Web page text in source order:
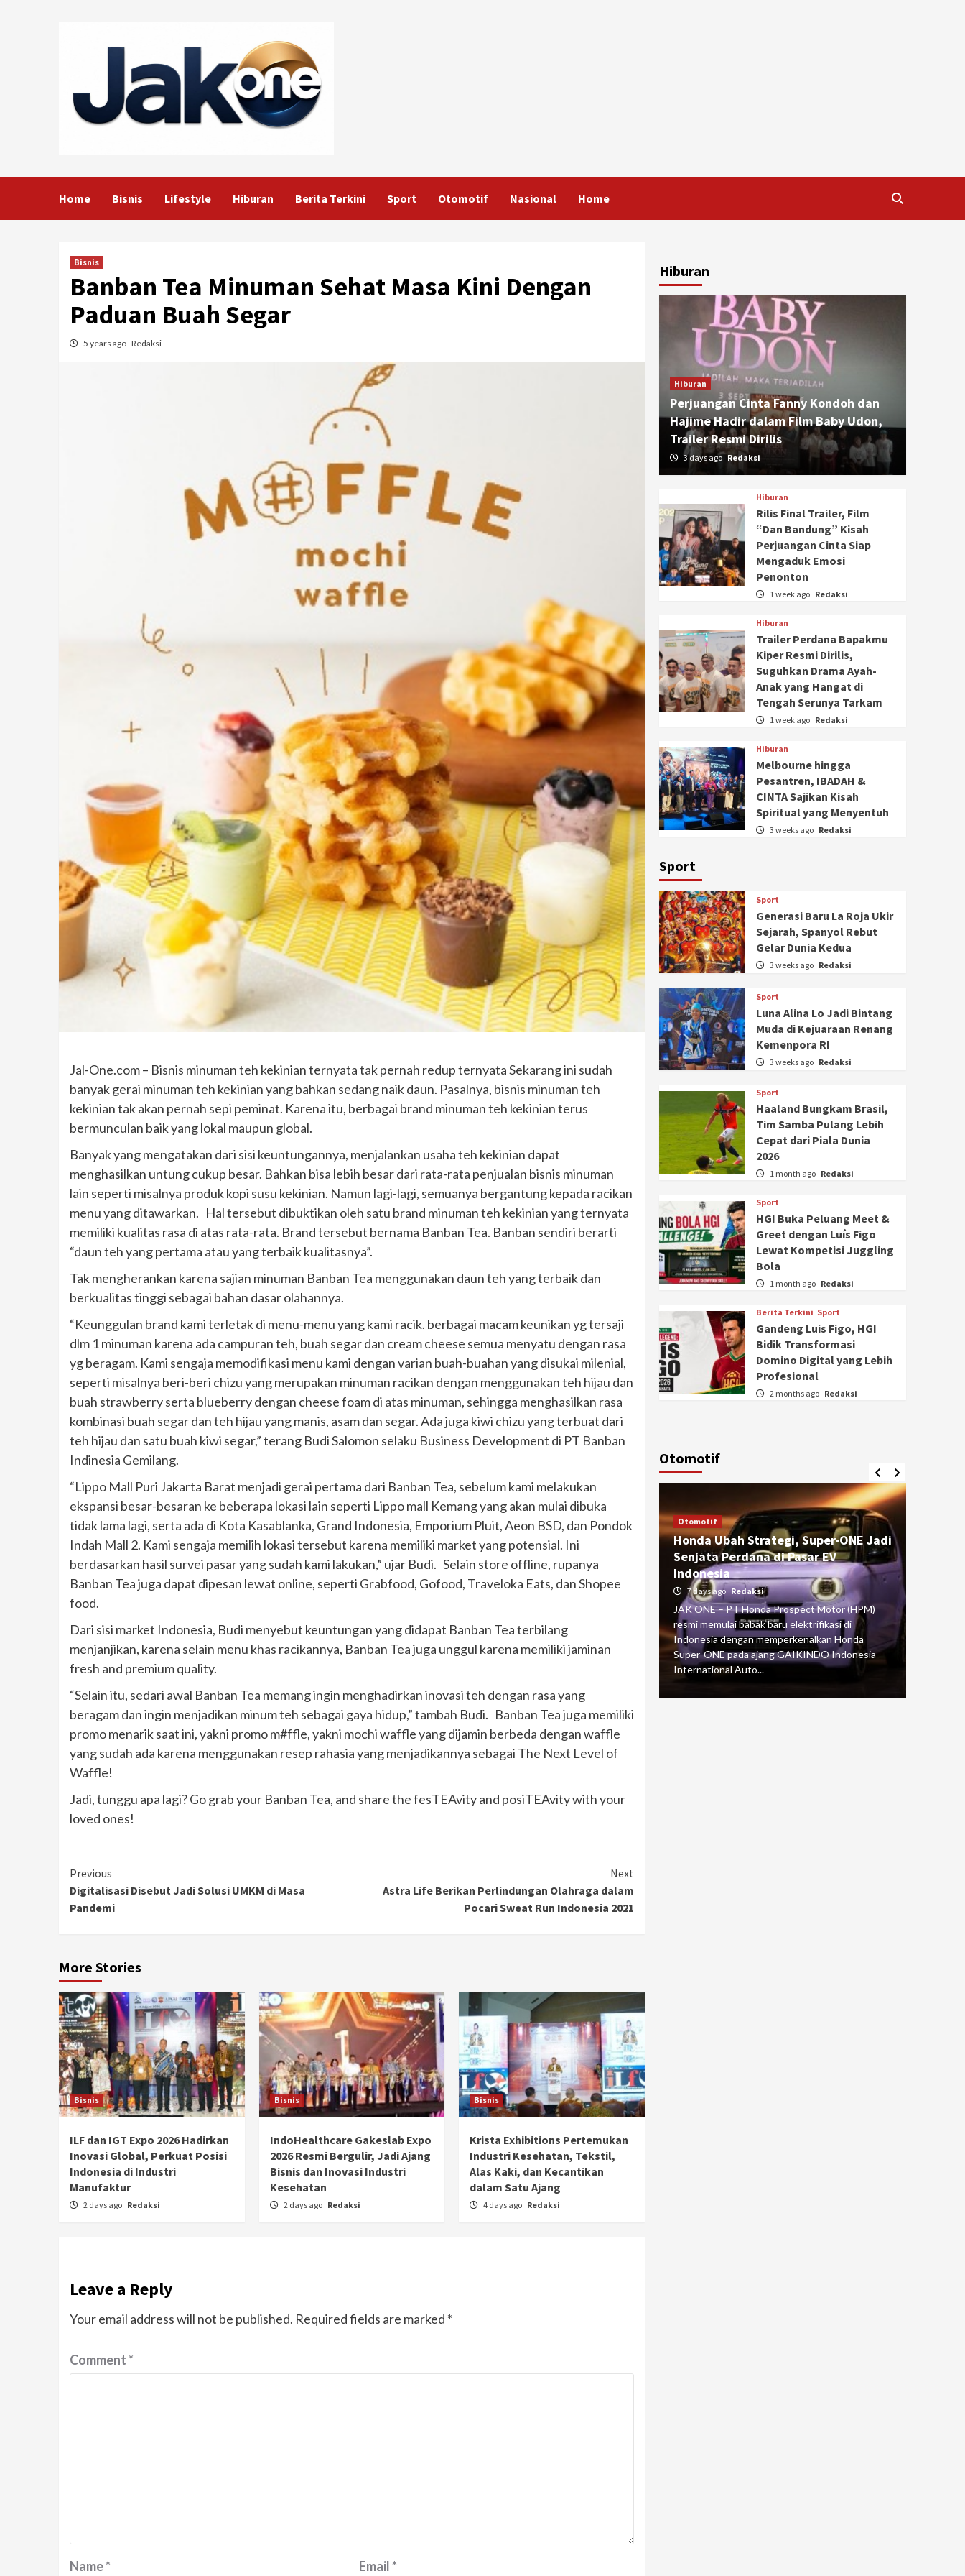
Home Bisnis Lifestyle Hiburan Berita Terkini Sport Otomotif Nasional Home
Bisnis
Banban Tea Minuman Sehat Masa Kini Dengan
Paduan Buah Segar
5 years ago Redaksi
Jal-One.com – Bisnis minuman teh kekinian ternyata tak pernah redup ternyata Sekarang ini sudah
banyak gerai minuman teh kekinian yang bahkan sedang naik daun. Pasalnya, bisnis minuman teh
kekinian tak akan pernah sepi peminat. Karena itu, berbagai brand minuman teh kekinian terus
bermunculan baik yang lokal maupun global.
Banyak yang mengatakan dari sisi keuntungannya, menjalankan usaha teh kekinian dapat
menghasilkan untung cukup besar. Bahkan bisa lebih besar dari rata-rata penjualan bisnis minuman
lain seperti misalnya produk kopi susu kekinian. Namun lagi-lagi, semuanya bergantung kepada racikan
menu yang ditawarkan. Hal tersebut dibuktikan oleh satu brand minuman teh kekinian yang ternyata
memiliki kualitas rasa di atas rata-rata. Brand tersebut bernama Banban Tea. Banban sendiri berarti
“daun teh yang pertama atau yang terbaik kualitasnya”.
Tak mengherankan karena sajian minuman Banban Tea menggunakan daun teh yang terbaik dan
berkualitas tinggi sebagai bahan dasar olahannya.
“Keunggulan brand kami terletak di menu-menu yang kami racik. berbagai macam keunikan yg tersaji
dlm 1 minuman karena ada campuran teh, buah segar dan cream cheese semua menyatu dengan rasa
yg beragam. Kami sengaja memodifikasi menu kami dengan varian buah-buahan yang disukai milenial,
seperti misalnya beri-beri chizu yang merupakan minuman racikan dengan menggunakan teh hijau dan
buah strawberry serta blueberry dengan cheese foam di atas minuman, sehingga menghasilkan rasa
kombinasi buah segar dan teh hijau yang manis, asam dan segar. Ada juga kiwi chizu yang terbuat dari
teh hijau dan satu buah kiwi segar,” terang Budi Salomon selaku Business Development di PT Banban
Indinesia Gemilang.
“Lippo Mall Puri Jakarta Barat menjadi gerai pertama dari Banban Tea, sebelum kami melakukan
ekspansi besar-besaran ke beberapa lokasi lain seperti Lippo mall Kemang yang akan mulai dibuka
tidak lama lagi, serta ada di Kota Kasablanka, Grand Indonesia, Emporium Pluit, Aeon BSD, dan Pondok
Indah Mall 2. Kami sengaja memilih lokasi tersebut karena memiliki market yang potensial. Ini
berdasarkan hasil survei pasar yang sudah kami lakukan,” ujar Budi. Selain store offline, rupanya
Banban Tea juga dapat dipesan lewat online, seperti Grabfood, Gofood, Traveloka Eats, dan Shopee
food.
Dari sisi market Indonesia, Budi menyebut keuntungan yang didapat Banban Tea terbilang
menjanjikan, karena selain menu khas racikannya, Banban Tea juga unggul karena memiliki jaminan
fresh and premium quality.
“Selain itu, sedari awal Banban Tea memang ingin menghadirkan inovasi teh dengan rasa yang
beragam dan ingin menjadikan minum teh sebagai gaya hidup,” tambah Budi. Banban Tea juga memiliki
promo menarik saat ini, yakni promo m#ffle, yakni mochi waffle yang dijamin berbeda dengan waffle
yang sudah ada karena menggunakan resep rahasia yang menjadikannya sebagai The Next Level of
Waffle!
Jadi, tunggu apa lagi? Go grab your Banban Tea, and share the fesTEAvity and posiTEAvity with your
loved ones! ​
Continue
Reading
Previous
Digitalisasi Disebut Jadi Solusi UMKM di Masa
Pandemi
Next
Astra Life Berikan Perlindungan Olahraga dalam
Pocari Sweat Run Indonesia 2021
More Stories
Bisnis
ILF dan IGT Expo 2026 Hadirkan
Inovasi Global, Perkuat Posisi
Indonesia di Industri
Manufaktur
2 days ago Redaksi
Bisnis
IndoHealthcare Gakeslab Expo
2026 Resmi Bergulir, Jadi Ajang
Bisnis dan Inovasi Industri
Kesehatan
2 days ago Redaksi
Bisnis
Krista Exhibitions Pertemukan
Industri Kesehatan, Tekstil,
Alas Kaki, dan Kecantikan
dalam Satu Ajang
4 days ago Redaksi
Leave a Reply
Your email address will not be published. Required fields are marked *
Comment*
Name* Email*
Hiburan
Hiburan
Perjuangan Cinta Fanny Kondoh dan
Hajime Hadir dalam Film Baby Udon,
Trailer Resmi Dirilis
3 days ago Redaksi
Hiburan
Rilis Final Trailer, Film
“Dan Bandung” Kisah
Perjuangan Cinta Siap
Mengaduk Emosi
Penonton
1 week ago Redaksi
Hiburan
Trailer Perdana Bapakmu
Kiper Resmi Dirilis,
Suguhkan Drama Ayah-
Anak yang Hangat di
Tengah Serunya Tarkam
1 week ago Redaksi
Hiburan
Melbourne hingga
Pesantren, IBADAH &
CINTA Sajikan Kisah
Spiritual yang Menyentuh
3 weeks ago Redaksi
Sport
Sport
Generasi Baru La Roja Ukir
Sejarah, Spanyol Rebut
Gelar Dunia Kedua
3 weeks ago Redaksi
Sport
Luna Alina Lo Jadi Bintang
Muda di Kejuaraan Renang
Kemenpora RI
3 weeks ago Redaksi
Sport
Haaland Bungkam Brasil,
Tim Samba Pulang Lebih
Cepat dari Piala Dunia
2026
1 month ago Redaksi
Sport
HGI Buka Peluang Meet &
Greet dengan Luís Figo
Lewat Kompetisi Juggling
Bola
1 month ago Redaksi
Berita Terkini Sport
Gandeng Luis Figo, HGI
Bidik Transformasi
Domino Digital yang Lebih
Profesional
2 months ago Redaksi
Otomotif
Ducati Collezione 100 Debut di
Mugello, Usung 10 Desain Bersejarah
2 months ago Redaksi
Ducati semakin istimewa dengan peluncuran
Collezione 100, sebuah koleksi motor edisi
terbatas yang mengangkat kembali sejumlah
Otomotif
Honda Ubah Strategi, Super-ONE Jadi
Senjata Perdana di Pasar EV
Indonesia
7 days ago Redaksi
JAK ONE – PT Honda Prospect Motor (HPM)
resmi memulai babak baru elektrifikasi di
Indonesia dengan memperkenalkan Honda
Super-ONE pada ajang GAIKINDO Indonesia
International Auto...